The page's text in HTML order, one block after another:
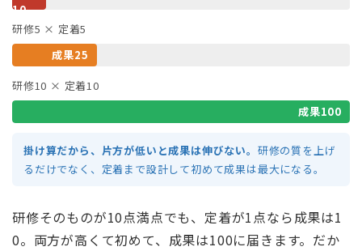
10
研修5 × 定着5
成果25
研修10 × 定着10
成果100
掛け算だから、片方が低いと成果は伸びない。 研修の質を上げ
るだけでなく、定着まで設計して初めて成果は最大になる。
研修そのものが10点満点でも、定着が1点なら成果は1
0。両方が高くて初めて、成果は100に届きます。だか